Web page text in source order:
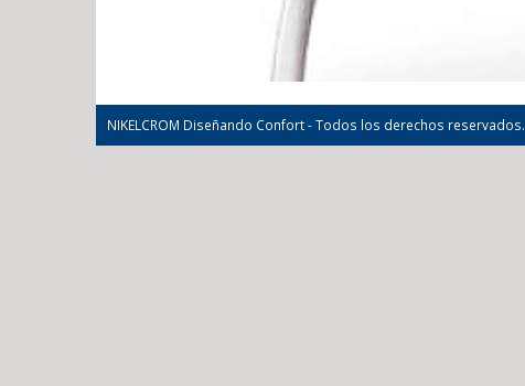
NIKELCROM Diseñando Confort - Todos los derechos reservados.